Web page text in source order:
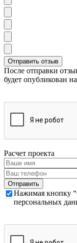
После отправки
будет опубликован
Расчет проекта
Нажимая кнопку
персональных